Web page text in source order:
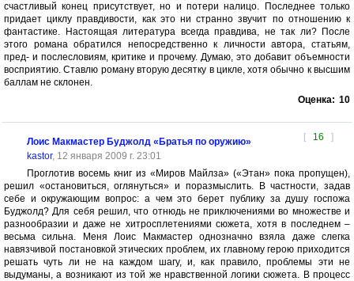
счастливый конец присутствует, но и потери налицо. Последнее только
придает циклу правдивости, как это ни странно звучит по отношению к
фантастике. Настоящая литература всегда правдива, не так ли? После
этого романа обратился непосредственно к личности автора, статьям,
пред- и послесловиям, критике и прочему. Думаю, это добавит объемности
восприятию. Ставлю роману вторую десятку в цикле, хотя обычно к высшим
баллам не склонен.
Оценка: 10
[ 16 ]
Лоис Макмастер Буджолд «Братья по оружию»
kastor, 12 января 2009 г. 23:01
Проглотив восемь книг из «Миров Майлза» («Этан» пока пропущен),
решил «остановиться, оглянуться» и поразмыслить. В частности, задав
себе и окружающим вопрос: а чем это берет публику за душу госпожа
Буджолд? Для себя решил, что отнюдь не приключениями во множестве и
разнообразии и даже не хитросплетениями сюжета, хотя в последнем –
весьма сильна. Меня Лоис Макмастер однозначно взяла даже слегка
навязчивой постановкой этических проблем, их главному герою приходится
решать чуть ли не на каждом шагу, и, как правило, проблемы эти не
выдуманы, а возникают из той же нравственной логики сюжета. В процесс